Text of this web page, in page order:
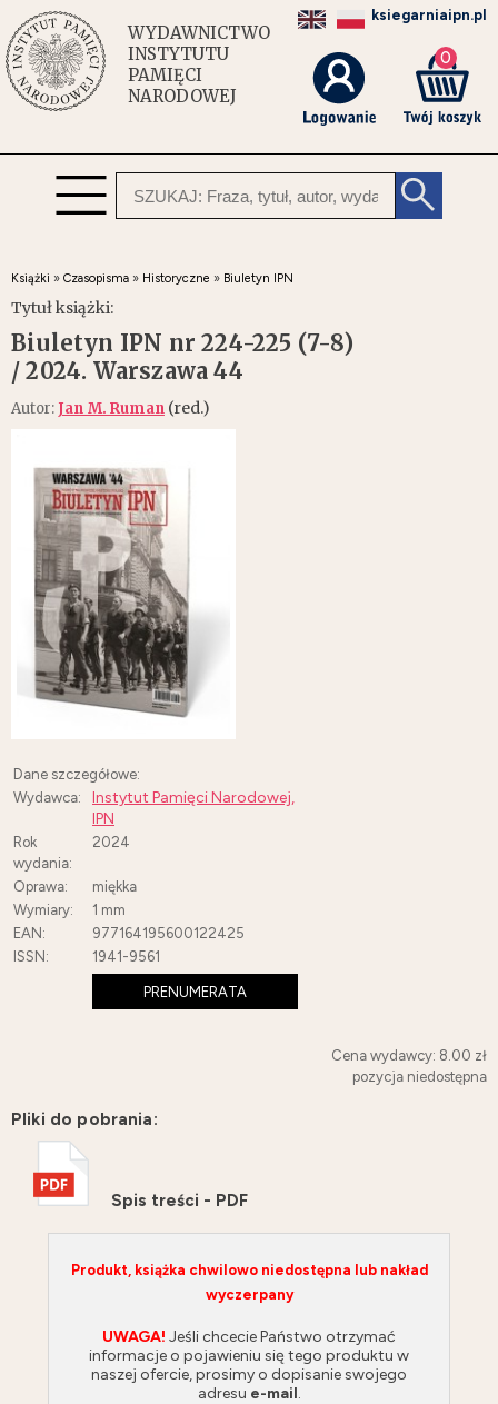
WYDAWNICTWO
INSTYTUTU
PAMIĘCI
NARODOWEJ
ksiegarniaipn.pl
0
Książki » Czasopisma » Historyczne » Biuletyn IPN
Tytuł książki:
Biuletyn IPN nr 224-225 (7-8)
/ 2024. Warszawa 44
Autor: Jan M. Ruman(red.)
Dane szczegółowe:
Wydawca:
Instytut Pamięci Narodowej,
IPN
Rok
wydania:
2024
Oprawa:
miękka
Wymiary:
1 mm
EAN:
977164195600122425
ISSN:
1941-9561
PRENUMERATA
Cena wydawcy: 8.00 zł
pozycja niedostępna
Pliki do pobrania:
Spis treści - PDF
Produkt, książka chwilowo niedostępna lub nakład
wyczerpany
UWAGA! Jeśli chcecie Państwo otrzymać
informacje o pojawieniu się tego produktu w
naszej ofercie, prosimy o dopisanie swojego
adresu e-mail.